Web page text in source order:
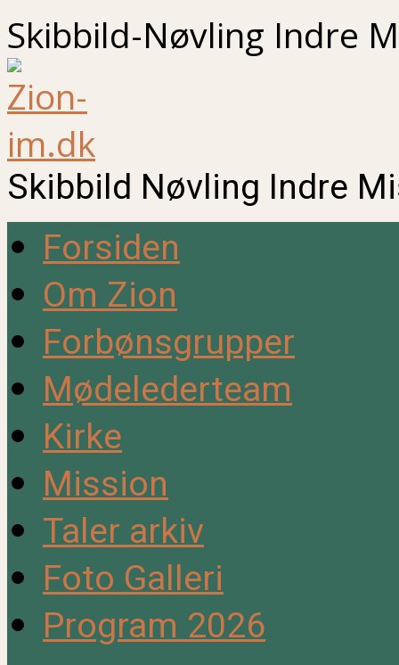
Skibbild-Nøvling Indre
Skibbild Nøvling Indre
Forsiden
Om Zion
Forbønsgrupper
Mødelederteam
Kirke
Mission
Taler arkiv
Foto Galleri
Program 2026